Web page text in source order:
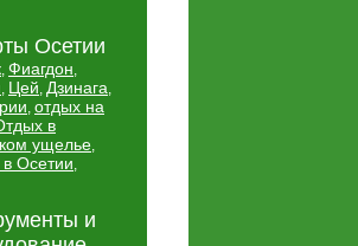
Осетии
, Фиагдон,
, Цей, Дзинага,
, отдых на
в
ущелье,
в Осетии,
и